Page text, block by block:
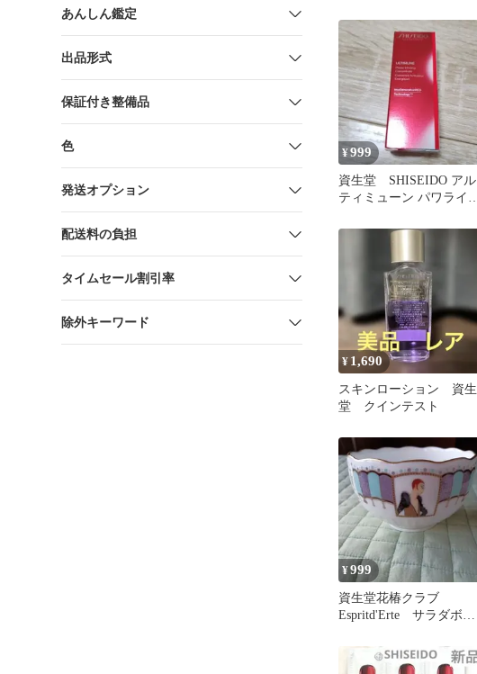
あんしん鑑定
出品形式
保証付き整備品
色
発送オプション
配送料の負担
タイムセール割引率
除外キーワード
¥999
資生堂 SHISEIDO アル
ティミューン パワライジ
¥ 1,690
スキンローション 資生
堂 クインテスト
¥999
資生堂花椿クラブ
Espritd'Erte サラダボウ
ボウル